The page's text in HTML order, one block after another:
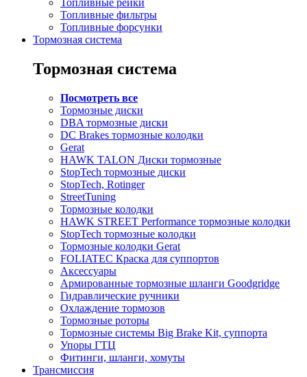
Топливные рейки
Топливные фильтры
Топливные форсунки
Тормозная система
Тормозная система
Посмотреть все
Тормозные диски
DBA тормозные диски
DC Brakes тормозные колодки
Gerat
HAWK TALON Диски тормозные
StopTech тормозные диски
StopTech, Rotinger
StreetTuning
Тормозные колодки
HAWK STREET Performance тормозные колодки
StopTech тормозные колодки
Тормозные колодки Gerat
FOLIATEC Краска для суппортов
Аксессуары
Армированные тормозные шланги Goodgridge
Гидравлические ручники
Охлаждение тормозов
Тормозные роторы
Тормозные системы Big Brake Kit, суппорта
Упоры ГТЦ
Фитинги, шланги, хомуты
Трансмиссия